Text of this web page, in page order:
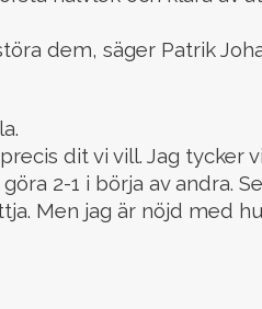
dem, säger Patrik
dit vi vill. Jag tycker
2-1 i börja av andra.
Men jag är nöjd med